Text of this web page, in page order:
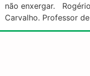
não enxergar.
Carvalho. Professor